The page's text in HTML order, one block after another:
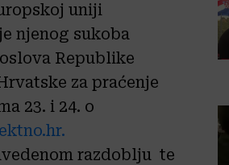
uniji
njenog sukoba
Republike
za praćenje
23. i 24. o
razdoblju te